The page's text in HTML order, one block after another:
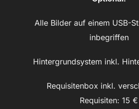
Alle Bilder auf einem USB-
inbegriffen
Hintergrundsystem inkl.
Requisitenbox inkl.
Requisiten: 15 €